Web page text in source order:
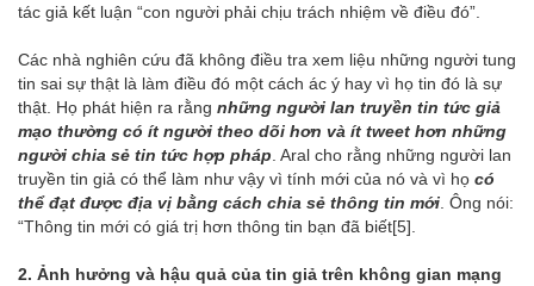
tác giả kết luận “con người phải chịu trách nhiệm về điều đó”.
Các nhà nghiên cứu đã không điều tra xem liệu những người tung
tin sai sự thật là làm điều đó một cách ác ý hay vì họ tin đó là sự
thật. Họ phát hiện ra rằng những người lan truyền tin tức giả
mạo thường có ít người theo dõi hơn và ít tweet hơn những
người chia sẻ tin tức hợp pháp. Aral cho rằng những người lan
truyền tin giả có thể làm như vậy vì tính mới của nó và vì họ có
thể đạt được địa vị bằng cách chia sẻ thông tin mới. Ông nói:
“Thông tin mới có giá trị hơn thông tin bạn đã biết[5].
2. Ảnh hưởng và hậu quả của tin giả trên không gian mạng